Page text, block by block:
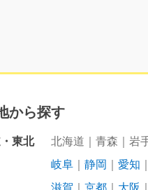
から探す
東北 北海道 青森 岩
岐阜 静岡 愛知
滋賀 京都 大阪